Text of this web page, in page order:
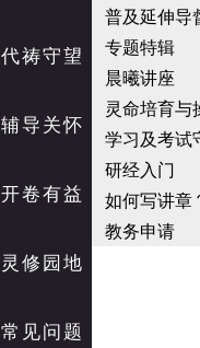
代祷守望
辅导关怀
开卷有益
灵修园地
常见问题
普及延伸导
专题特辑
晨曦讲座
灵命培育与
学习及考试
研经入门
如何写讲章
教务申请